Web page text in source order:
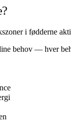
i fødderne
behov — hver